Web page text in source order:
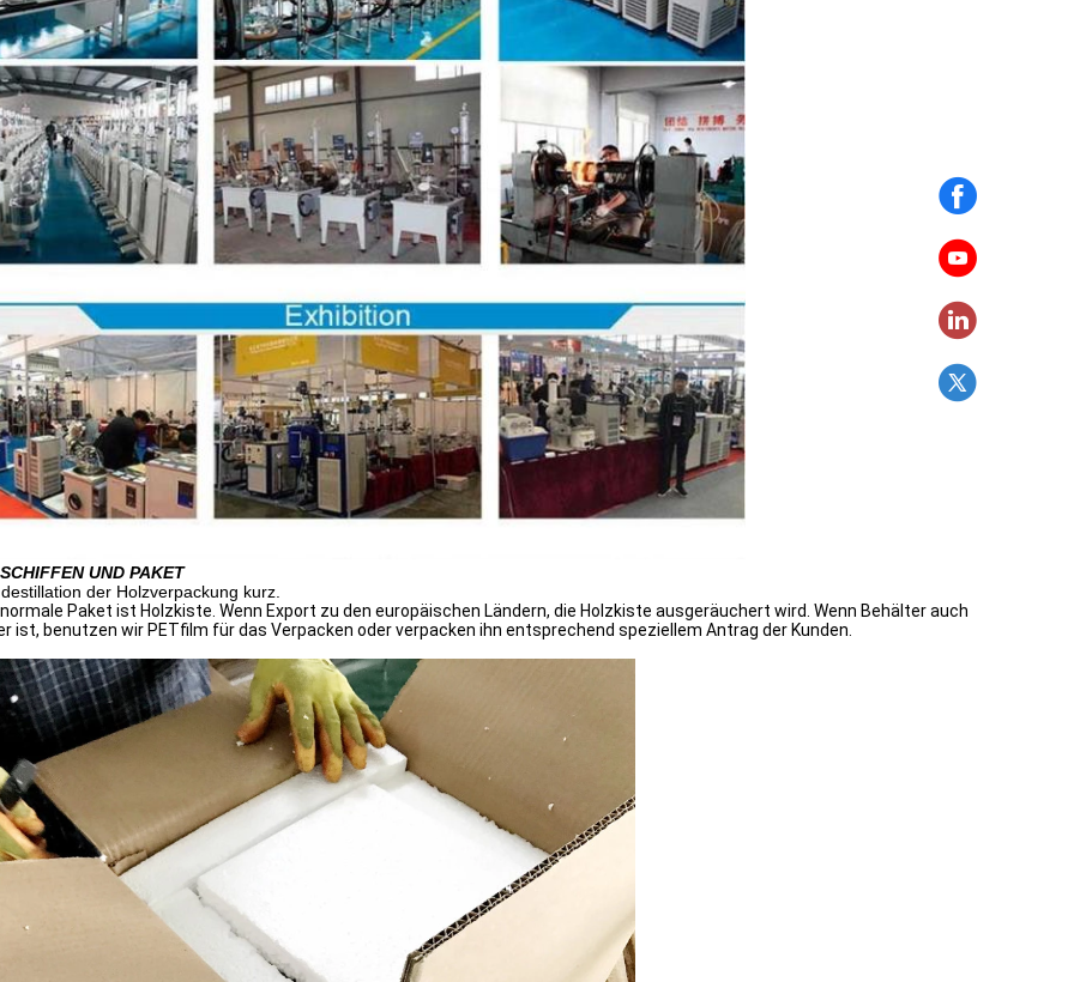
UND PAKET
der Holzverpackung kurz.
Paket ist Holzkiste. Wenn Export zu den europäischen Ländern, die Holzkiste ausgeräuchert wird. Wenn Behälter auch
ist, benutzen wir PETfilm für das Verpacken oder verpacken ihn entsprechend speziellem Antrag der Kunden.